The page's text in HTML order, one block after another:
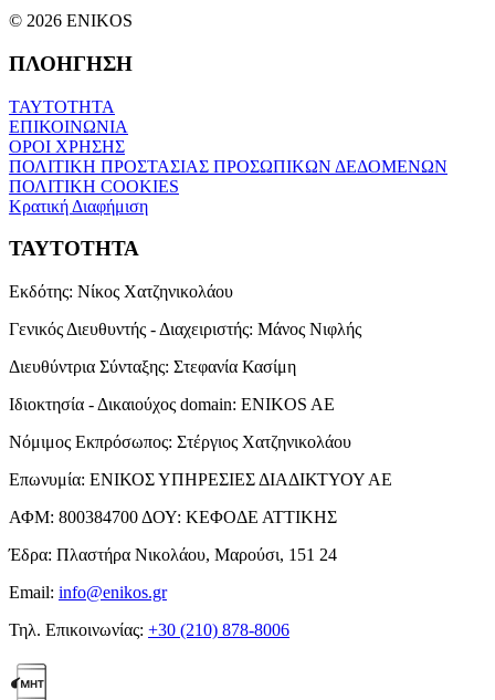
© 2026 ENIKOS
ΠΛΟΗΓΗΣΗ
ΤΑΥΤΟΤΗΤΑ
ΕΠΙΚΟΙΝΩΝΙΑ
ΟΡΟΙ ΧΡΗΣΗΣ
ΠΟΛΙΤΙΚΗ ΠΡΟΣΤΑΣΙΑΣ ΠΡΟΣΩΠΙΚΩΝ ΔΕΔΟΜΕΝΩΝ
ΠΟΛΙΤΙΚΗ COOKIES
Κρατική Διαφήμιση
ΤΑΥΤΟΤΗΤΑ
Εκδότης: Νίκος Χατζηνικολάου
Γενικός Διευθυντής - Διαχειριστής: Μάνος Νιφλής
Διευθύντρια Σύνταξης: Στεφανία Κασίμη
Ιδιοκτησία - Δικαιούχος domain: ENIKOS AE
Νόμιμος Εκπρόσωπος: Στέργιος Χατζηνικολάου
Επωνυμία: ΕΝΙΚΟΣ ΥΠΗΡΕΣΙΕΣ ΔΙΑΔΙΚΤΥΟΥ ΑΕ
ΑΦΜ: 800384700 ΔΟΥ: ΚΕΦΟΔΕ ΑΤΤΙΚΗΣ
Έδρα: Πλαστήρα Νικολάου, Μαρούσι, 151 24
Email: info@enikos.gr
Τηλ. Επικοινωνίας: +30 (210) 878-8006